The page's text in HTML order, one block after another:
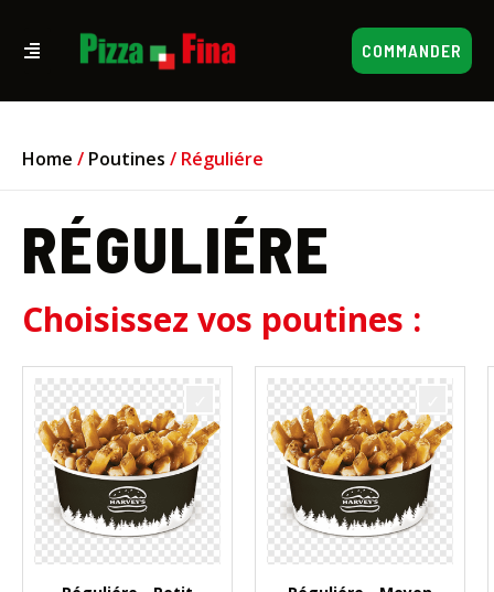
COMMANDER
Home / Poutines / Réguliére
RÉGULIÉRE
Choisissez vos poutines :